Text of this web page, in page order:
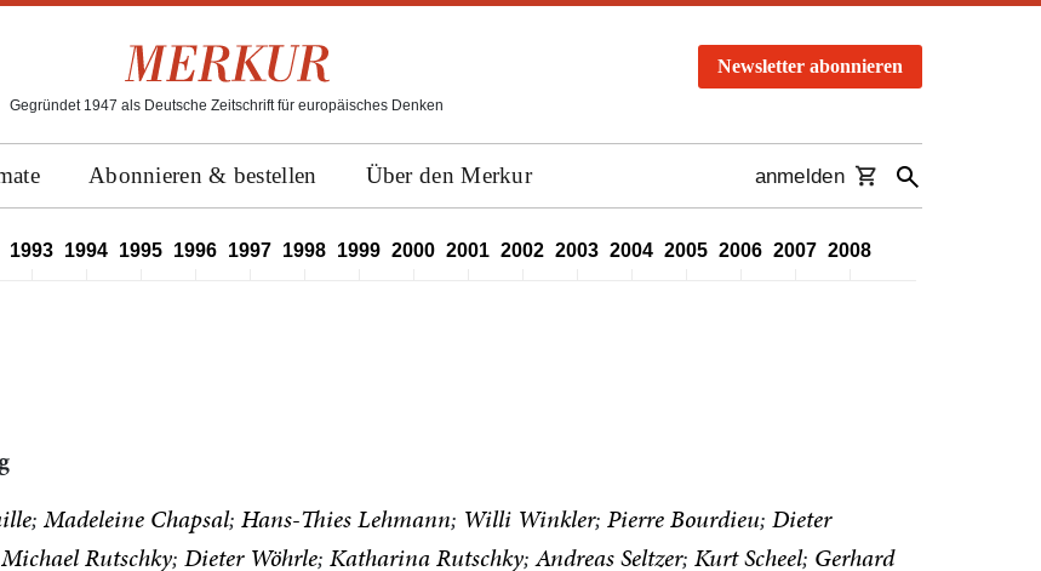
Gegründet 1947 als Deutsche Zeitschrift für europäisches Denken
Newsletter abonnieren
Abonnieren & bestellen Über den Merkur anmelden
1993 1994 1995 1996 1997 1998 1999 2000 2001 2002 2003 2004 2005 2006 2007 2008
Madeleine Chapsal Hans-Thies Lehmann Willi Winkler Pierre Bourdieu Dieter
Michael Rutschky Dieter Wöhrle Katharina Rutschky Andreas Seltzer Kurt Scheel Gerhard